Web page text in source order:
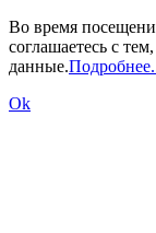
Во время
соглашаетесь с
данные.
Ok